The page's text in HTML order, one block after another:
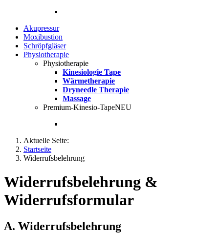
Akupressur
Moxibustion
Schröpfgläser
Physiotherapie
Physiotherapie
Kinesiologie Tape
Wärmetherapie
Dryneedle Therapie
Massage
Premium-Kinesio-TapeNEU
Aktuelle Seite:
Startseite
Widerrufsbelehrung
Widerrufsbelehrung &
Widerrufsformular
A. Widerrufsbelehrung